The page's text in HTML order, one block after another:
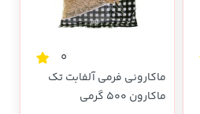
0
ماکارونی فرمی آلفابت تک
ماکارون 500 گرمی